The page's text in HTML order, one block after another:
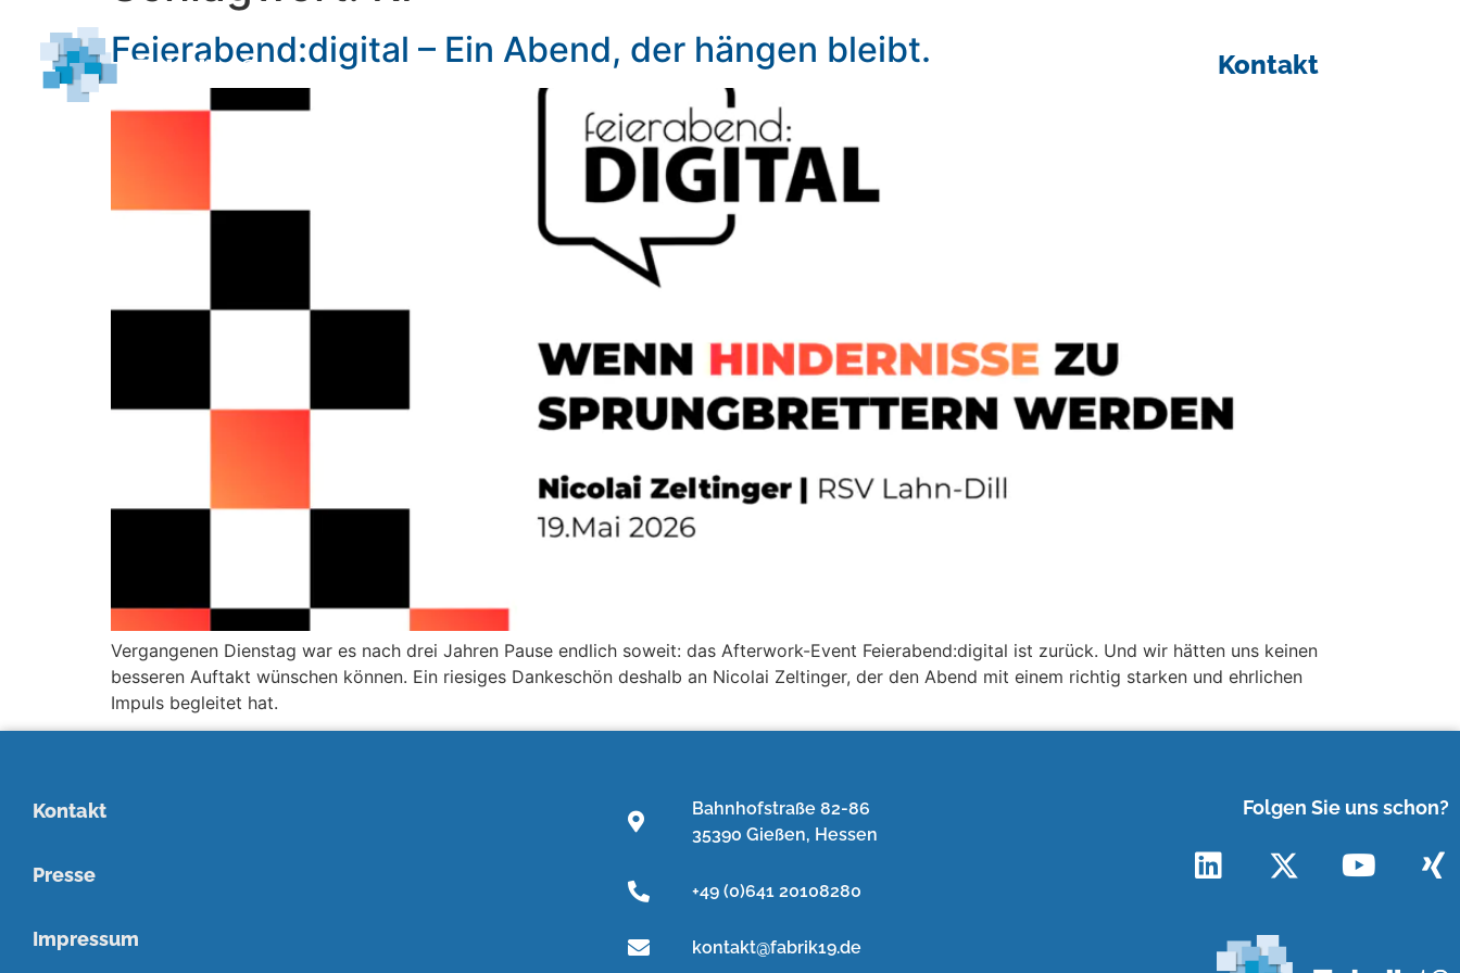
Kontakt
Feierabend:digital – Ein Abend, der hängen bleibt.
Vergangenen Dienstag war es nach drei Jahren Pause endlich soweit: das Afterwork-Event Feierabend:digital ist zurück. Und wir hätten uns keinen
besseren Auftakt wünschen können. Ein riesiges Dankeschön deshalb an Nicolai Zeltinger, der den Abend mit einem richtig starken und ehrlichen
Impuls begleitet hat.
Kontakt
Presse
Impressum
Bahnhofstraße 82-86
35390 Gießen, Hessen
+49 (0)641 20108280
kontakt@fabrik19.de
Folgen Sie uns schon?